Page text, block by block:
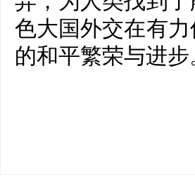
色大国外交在有
的和平繁荣与进步